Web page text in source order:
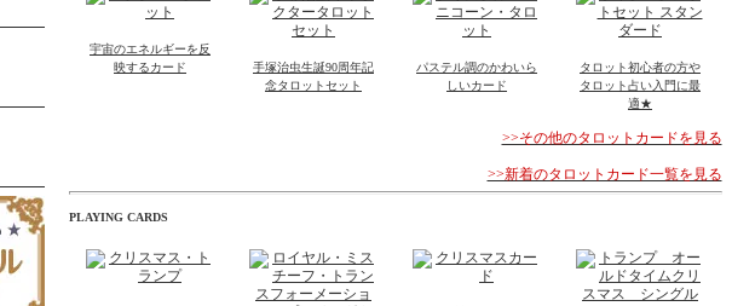
宇宙のエネルギーを反
映するカード
手塚治虫生誕90周年記
念タロットセット
パステル調のかわいら
しいカード
タロット初心者の方や
タロット占い入門に最
適★
>>その他のタロットカードを見る
>>新着のタロットカード一覧を見る
PLAYING CARDS